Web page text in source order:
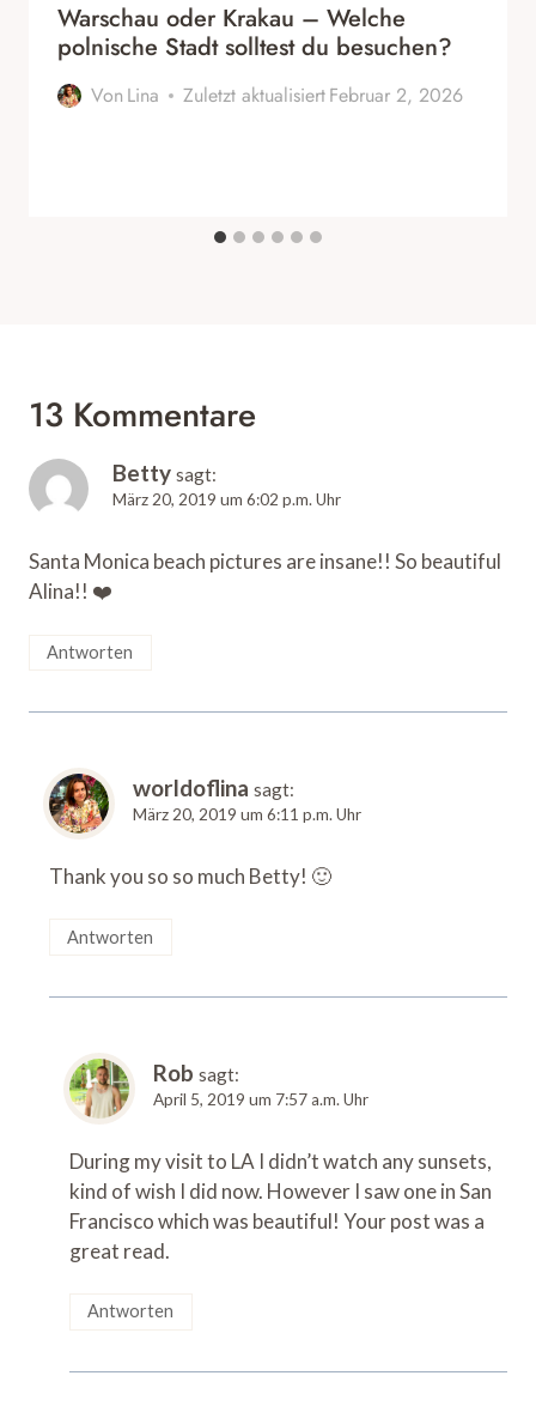
Warschau oder Krakau – Welche
polnische Stadt solltest du besuchen?
Von Lina Zuletzt aktualisiertFebruar 2, 2026
13 Kommentare
Betty sagt:
März 20, 2019 um 6:02 p.m. Uhr
Santa Monica beach pictures are insane!! So beautiful
Alina!! ❤️
Antworten
worldoflina sagt:
März 20, 2019 um 6:11 p.m. Uhr
Thank you so so much Betty! 🙂
Antworten
Rob sagt:
April 5, 2019 um 7:57 a.m. Uhr
During my visit to LA I didn’t watch any sunsets,
kind of wish I did now. However I saw one in San
Francisco which was beautiful! Your post was a
great read.
Antworten